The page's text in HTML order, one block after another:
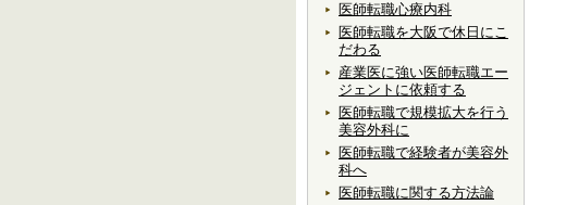
医師転職心療内科
医師転職を大阪で休日にこ
だわる
産業医に強い医師転職エー
ジェントに依頼する
医師転職で規模拡大を行う
美容外科に
医師転職で経験者が美容外
科へ
医師転職に関する方法論